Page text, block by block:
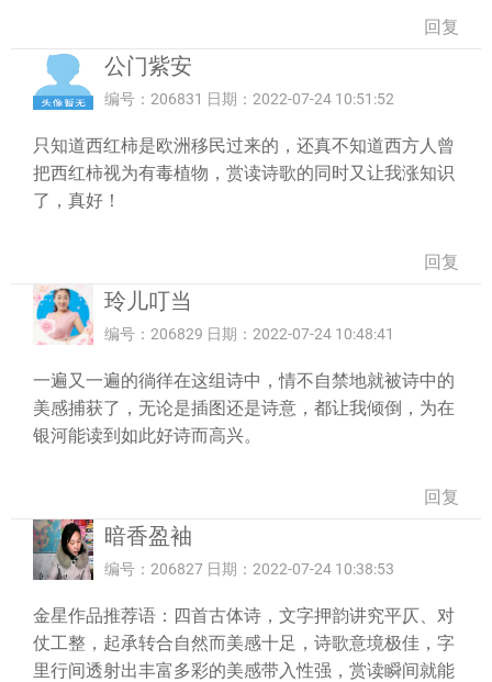
回复
公门紫安
编号：206831 日期：2022-07-24 10:51:52
只知道西红柿是欧洲移民过来的，还真不知道西方人曾
把西红柿视为有毒植物，赏读诗歌的同时又让我涨知识
了，真好！
回复
玲儿叮当
编号：206829 日期：2022-07-24 10:48:41
一遍又一遍的徜徉在这组诗中，情不自禁地就被诗中的
美感捕获了，无论是插图还是诗意，都让我倾倒，为在
银河能读到如此好诗而高兴。
回复
暗香盈袖
编号：206827 日期：2022-07-24 10:38:53
金星作品推荐语：四首古体诗，文字押韵讲究平仄、对
仗工整，起承转合自然而美感十足，诗歌意境极佳，字
里行间透射出丰富多彩的美感带入性强，赏读瞬间就能